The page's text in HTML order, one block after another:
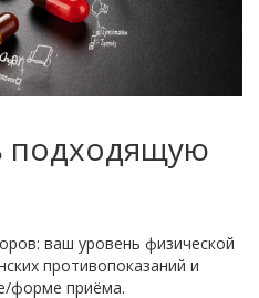
подходящую
ваш уровень физической
противопоказаний и
форме приёма.